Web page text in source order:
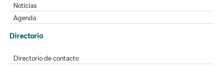
Noticias
Agenda
Directorio
Directorio de contacto